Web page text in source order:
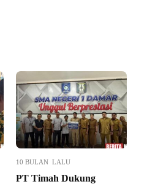
10 BULAN LALU
PT Timah Dukung